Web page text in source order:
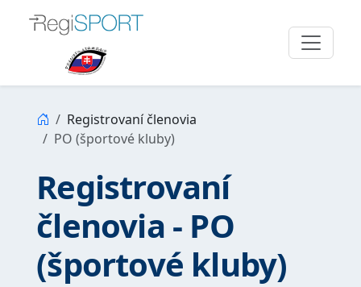
Registrovaní členovia
PO (športové kluby)
Registrovaní
členovia - PO
(športové kluby)